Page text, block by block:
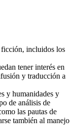
ficción, incluidos los
tener interés en
y traducción a
y humanidades y
de análisis de
las pautas de
también al manejo